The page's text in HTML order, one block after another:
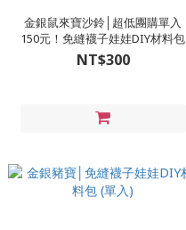
金銀鼠來寶沙鈴│超低團購單入
150元！免縫襪子娃娃DIY材料包
NT$300